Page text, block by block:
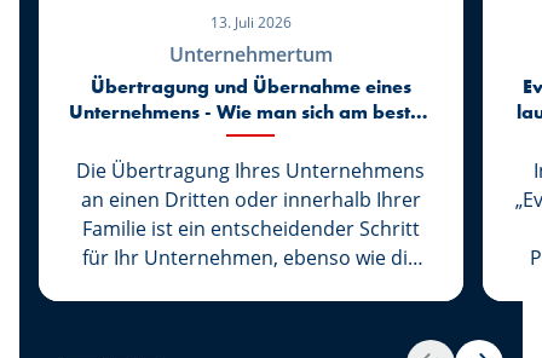
13. Juli 2026
Unternehmertum
Übertragung und Übernahme eines
Unternehmens - Wie man sich am besten
vorbereitet
Die Übertragung Ihres Unternehmens
an einen Dritten oder innerhalb Ihrer
Familie ist ein entscheidender Schritt
für Ihr Unternehmen, ebenso wie die